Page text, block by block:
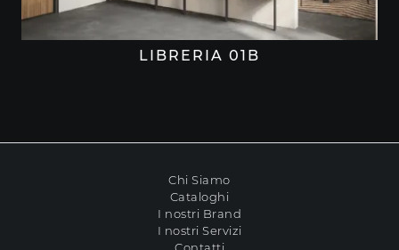
LIBRERIA 01B
Chi Siamo
Cataloghi
I nostri Brand
I nostri Servizi